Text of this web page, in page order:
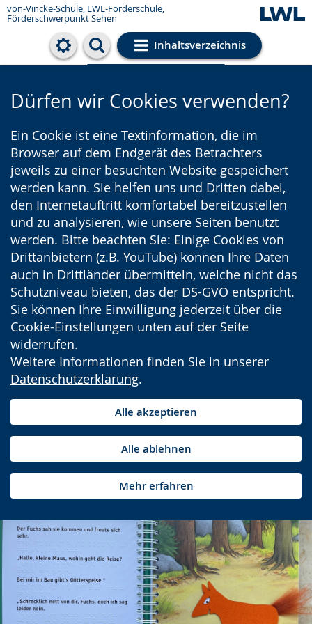
von-Vincke-Schule, LWL-Förderschule,
Förderschwerpunkt Sehen
Inhaltsverzeichnis
Cookie-Einstellungen
Dürfen wir Cookies verwenden?
Ein Cookie ist eine Textinformation, die im
Browser auf dem Endgerät des Betrachters
jeweils zu einer besuchten Website gespeichert
werden kann. Sie helfen uns und Dritten dabei,
den Internetauftritt komfortabel bereitzustellen
und zu analysieren, wie unsere Seiten benutzt
werden. Bitte beachten Sie: Einige Cookies von
Drittanbietern (z.B. YouTube) können Ihre Daten
auch in Drittländer übermitteln, welche nicht das
Schutzniveau bieten, das der DS-GVO entspricht.
Sie können Ihre Einwilligung jederzeit über die
Cookie-Einstellungen unten auf der Seite
widerrufen.
Weitere Informationen finden Sie in unserer
Datenschutzerklärung.
Alle akzeptieren
Alle ablehnen
Mehr erfahren